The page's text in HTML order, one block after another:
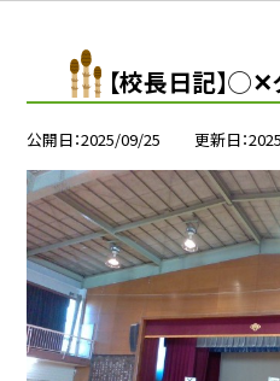
【校長日記】
公開日 2025/09/25 更新日